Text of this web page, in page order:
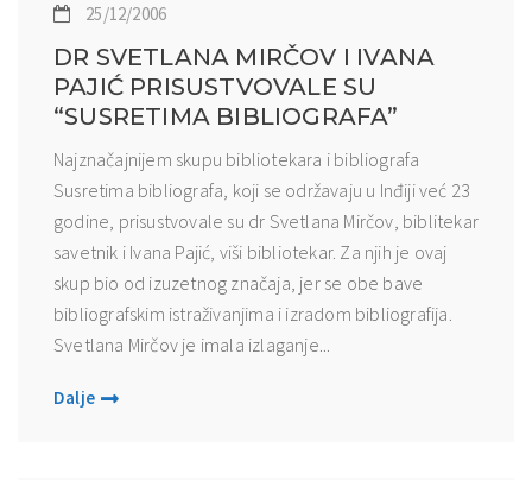
25/12/2006
DR SVETLANA MIRČOV I IVANA
PAJIĆ PRISUSTVOVALE SU
“SUSRETIMA BIBLIOGRAFA”
Najznačajnijem skupu bibliotekara i bibliografa
Susretima bibliografa, koji se održavaju u Inđiji već 23
godine, prisustvovale su dr Svetlana Mirčov, biblitekar
savetnik i Ivana Pajić, viši bibliotekar. Za njih je ovaj
skup bio od izuzetnog značaja, jer se obe bave
bibliografskim istraživanjima i izradom bibliografija.
Svetlana Mirčov je imala izlaganje...
Dalje